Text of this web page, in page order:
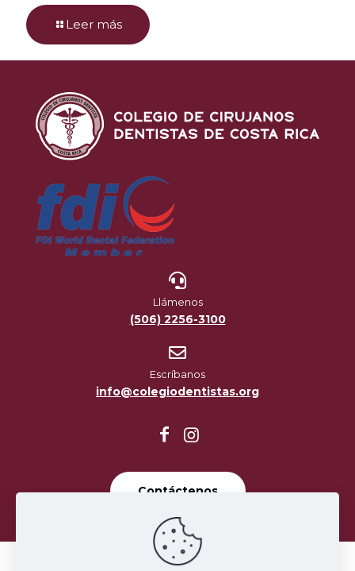
Leer más
Llámenos
(506) 2256-3100
Escríbanos
info@colegiodentistas.org
Contáctenos